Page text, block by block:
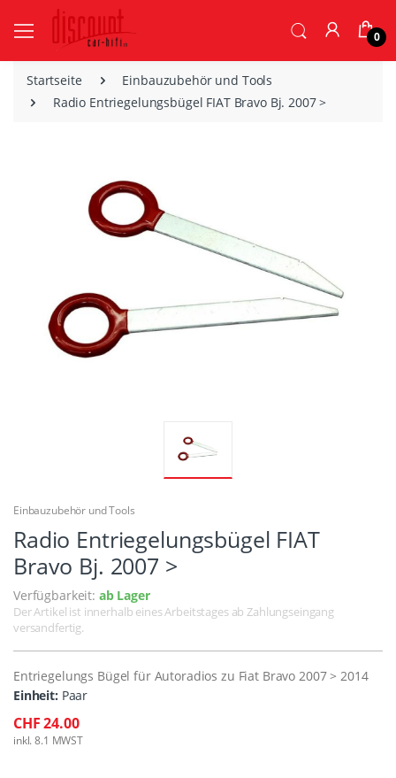
0
Startseite
Einbauzubehör und Tools
Radio Entriegelungsbügel FIAT Bravo Bj. 2007 >
Einbauzubehör und Tools
Radio Entriegelungsbügel FIAT
Bravo Bj. 2007 >
Verfügbarkeit: ab Lager
Der Artikel ist innerhalb eines Arbeitstages ab Zahlungseingang
versandfertig.
Entriegelungs Bügel für Autoradios zu Fiat Bravo 2007 > 2014
Einheit: Paar
CHF 24.00
inkl. 8.1 MWST